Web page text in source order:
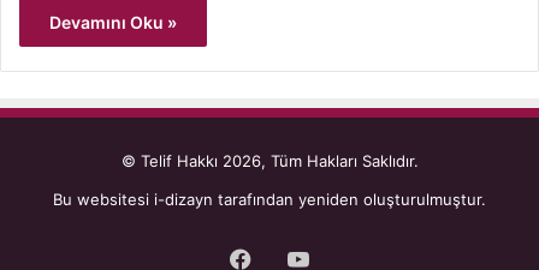
Devamını Oku »
© Telif Hakkı 2026, Tüm Hakları Saklıdır.
Bu websitesi i-dizayn tarafından yeniden oluşturulmuştur.
Facebook